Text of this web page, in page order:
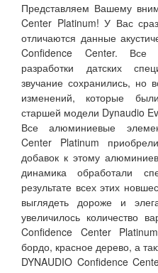
Представляем Вашему
Center Platinum! У Вас
отличаются данные
Confidence Center. Все
разработки датских
звучание сохранились,
изменений, которые
старшей модели Dynaudio
Все алюминиевые
Center Platinum
добавок к этому
динамика обработали
результате всех этих
выглядеть дороже и
увеличилось количество
Confidence Center
бордо, красное дерево, а
DYNAUDIO Confidence